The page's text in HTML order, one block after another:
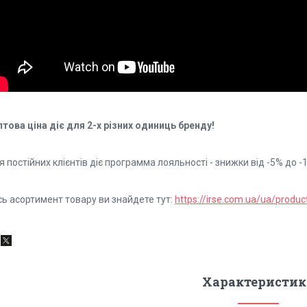
ціна діє для 2-х різних одиниць бренду!
постійних клієнтів діє программа лояльності - знижки від -5% до -
асортимент товару ви знайдете тут: https://irse.com.ua/ua/